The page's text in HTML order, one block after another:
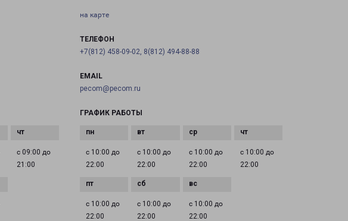
с 09:00 до
21:00
на карте
ТЕЛЕФОН
+7(812) 458-09-02, 8(812) 494-88-88
EMAIL
pecom@pecom.ru
ГРАФИК РАБОТЫ
с 10:00 до
22:00
с 10:00 до
22:00
с 10:00 до
22:00
с 10:00 до
22:00
с 10:00 до
22:00
с 10:00 до
22:00
с 10:00 до
22:00